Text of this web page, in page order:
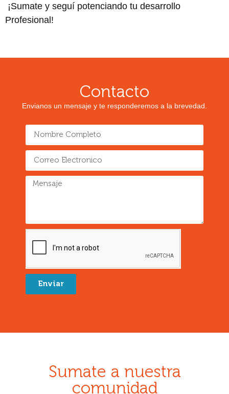
¡Sumate y seguí potenciando tu desarrollo
Profesional!
Contacto
Envianos un mensaje y te responderemos a la brevedad.
Enviar
Sumate a nuestra
comunidad